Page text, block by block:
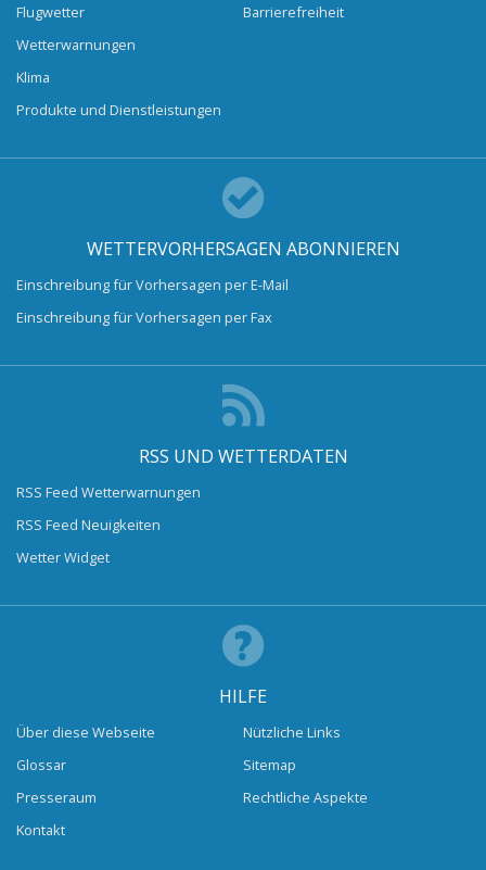
Flugwetter
Wetterwarnungen
Klima
Produkte und Dienstleistungen
Barrierefreiheit
WETTERVORHERSAGEN ABONNIEREN
Einschreibung für Vorhersagen per E-Mail
Einschreibung für Vorhersagen per Fax
RSS UND WETTERDATEN
RSS Feed Wetterwarnungen
RSS Feed Neuigkeiten
Wetter Widget
HILFE
Über diese Webseite
Glossar
Presseraum
Kontakt
Nützliche Links
Sitemap
Rechtliche Aspekte